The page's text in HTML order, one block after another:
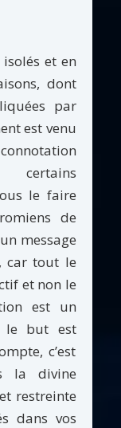
et en
dont
par
est venu
certains
le faire
de
message
car tout le
et non le
est un
le but est
c’est
la divine
restreinte
dans vos